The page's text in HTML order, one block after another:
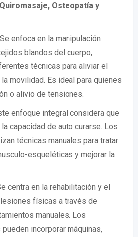
Osteopatía y
enfoca en la manipulación
blandos del cuerpo,
técnicas para aliviar el
movilidad. Es ideal para quienes
o alivio de tensiones.
enfoque integral considera que
capacidad de auto curarse. Los
técnicas manuales para tratar
esqueléticas y mejorar la
centra en la rehabilitación y el
físicas a través de
manuales. Los
incorporar máquinas,